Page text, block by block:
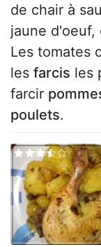
de chair à
jaune
Les tomates
les farcis les
farcir
poulets.